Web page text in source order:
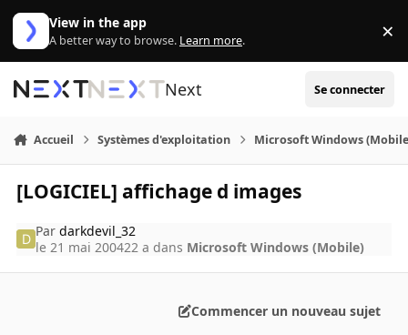
Aller au contenu
View in the app
A better way to browse. Learn more. ×
Next Se connecter
Accueil Systèmes d'exploitation Microsoft Windows
[LOGICIEL] affichage d images
Pardarkdevil_32
le 21 mai 200422 a dans Microsoft Windows (Mobile)
Commencer un nouveau sujet